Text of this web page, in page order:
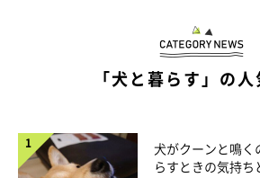
「犬と暮らす」の
犬がクーンと鳴く
らすときの気持